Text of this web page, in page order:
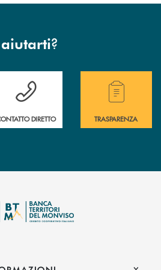
aiutarti?
delle filiali della Banca.
Hai bisogno di assistenza immediata?
DIRETTO
Hai bisogno di
TRASPARENZA